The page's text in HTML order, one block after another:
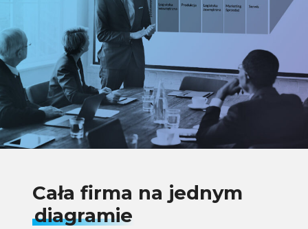
Cała firma na jednym
diagramie